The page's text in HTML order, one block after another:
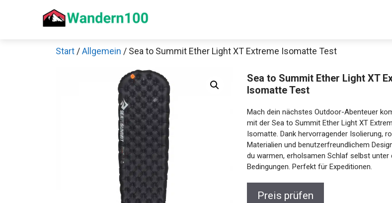
Start /Allgemein / Sea to Summit Ether Light XT Extreme Isomatte Test
Sea to Summit Ether Light XT
Isomatte Test
Mach dein nächstes Outdoor-Abenteuer
mit der Sea to Summit Ether Light XT
Isomatte. Dank hervorragender Isolierung,
Materialien und benutzerfreundlichem
du warmen, erholsamen Schlaf selbst unter
extremen Bedingungen. Perfekt für
Preis prüfen
Decathlon Sale
Schaue dir jetzt die meistverkauften Produkte im
Jetzt anschauen